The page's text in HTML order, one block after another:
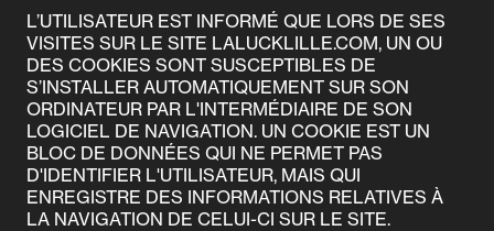
L’UTILISATEUR EST INFORMÉ QUE LORS DE SES
VISITES SUR LE SITE LALUCKLILLE.COM, UN OU
DES COOKIES SONT SUSCEPTIBLES DE
S’INSTALLER AUTOMATIQUEMENT SUR SON
ORDINATEUR PAR L'INTERMÉDIAIRE DE SON
LOGICIEL DE NAVIGATION. UN COOKIE EST UN
BLOC DE DONNÉES QUI NE PERMET PAS
D'IDENTIFIER L'UTILISATEUR, MAIS QUI
ENREGISTRE DES INFORMATIONS RELATIVES À
LA NAVIGATION DE CELUI-CI SUR LE SITE.